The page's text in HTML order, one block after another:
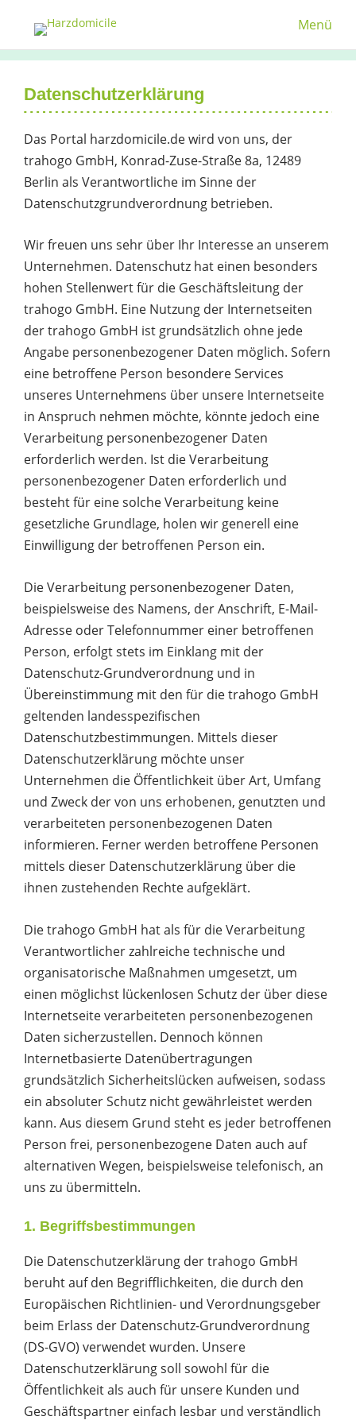
Menü
Datenschutzerklärung
Das Portal harzdomicile.de wird von uns, der
trahogo GmbH, Konrad-Zuse-Straße 8a, 12489
Berlin als Verantwortliche im Sinne der
Datenschutzgrundverordnung betrieben.
Wir freuen uns sehr über Ihr Interesse an unserem
Unternehmen. Datenschutz hat einen besonders
hohen Stellenwert für die Geschäftsleitung der
trahogo GmbH. Eine Nutzung der Internetseiten
der trahogo GmbH ist grundsätzlich ohne jede
Angabe personenbezogener Daten möglich. Sofern
eine betroffene Person besondere Services
unseres Unternehmens über unsere Internetseite
in Anspruch nehmen möchte, könnte jedoch eine
Verarbeitung personenbezogener Daten
erforderlich werden. Ist die Verarbeitung
personenbezogener Daten erforderlich und
besteht für eine solche Verarbeitung keine
gesetzliche Grundlage, holen wir generell eine
Einwilligung der betroffenen Person ein.
Die Verarbeitung personenbezogener Daten,
beispielsweise des Namens, der Anschrift, E-Mail-
Adresse oder Telefonnummer einer betroffenen
Person, erfolgt stets im Einklang mit der
Datenschutz-Grundverordnung und in
Übereinstimmung mit den für die trahogo GmbH
geltenden landesspezifischen
Datenschutzbestimmungen. Mittels dieser
Datenschutzerklärung möchte unser
Unternehmen die Öffentlichkeit über Art, Umfang
und Zweck der von uns erhobenen, genutzten und
verarbeiteten personenbezogenen Daten
informieren. Ferner werden betroffene Personen
mittels dieser Datenschutzerklärung über die
ihnen zustehenden Rechte aufgeklärt.
Die trahogo GmbH hat als für die Verarbeitung
Verantwortlicher zahlreiche technische und
organisatorische Maßnahmen umgesetzt, um
einen möglichst lückenlosen Schutz der über diese
Internetseite verarbeiteten personenbezogenen
Daten sicherzustellen. Dennoch können
Internetbasierte Datenübertragungen
grundsätzlich Sicherheitslücken aufweisen, sodass
ein absoluter Schutz nicht gewährleistet werden
kann. Aus diesem Grund steht es jeder betroffenen
Person frei, personenbezogene Daten auch auf
alternativen Wegen, beispielsweise telefonisch, an
uns zu übermitteln.
1. Begriffsbestimmungen
Die Datenschutzerklärung der trahogo GmbH
beruht auf den Begrifflichkeiten, die durch den
Europäischen Richtlinien- und Verordnungsgeber
beim Erlass der Datenschutz-Grundverordnung
(DS-GVO) verwendet wurden. Unsere
Datenschutzerklärung soll sowohl für die
Öffentlichkeit als auch für unsere Kunden und
Geschäftspartner einfach lesbar und verständlich